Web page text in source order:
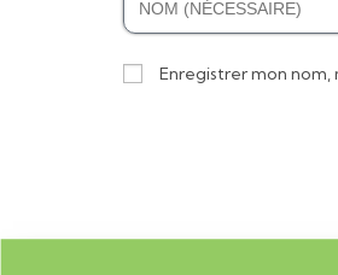
Enregistrer mon